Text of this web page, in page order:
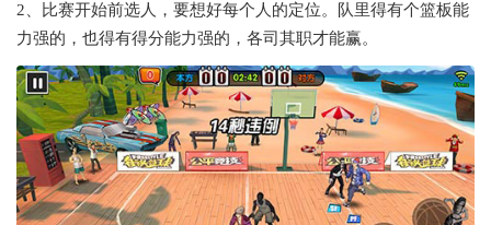
2、比赛开始前选人，要想好每个人的定位。队里得有个篮板能
力强的，也得有得分能力强的，各司其职才能赢。